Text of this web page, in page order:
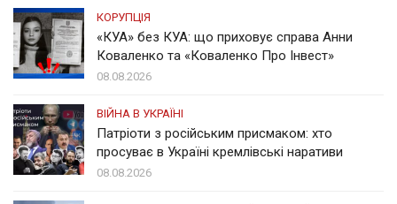
КОРУПЦІЯ
«КУА» без КУА: що приховує справа Анни
Коваленко та «Коваленко Про Інвест»
08.08.2026
ВІЙНА В УКРАЇНІ
Патріоти з російським присмаком: хто
просуває в Україні кремлівські наративи
08.08.2026